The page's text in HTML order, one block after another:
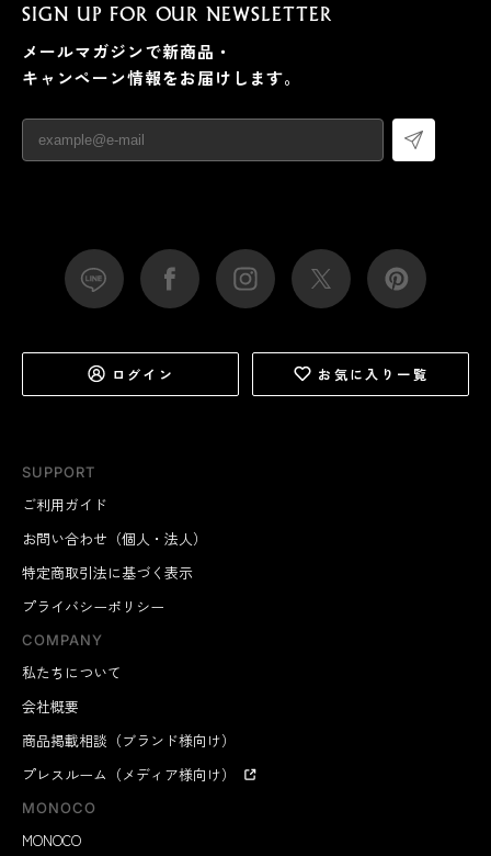
SUPPORT
ご利用ガイド
お問い合わせ（個人・法人）
特定商取引法に基づく表示
プライバシーポリシー
COMPANY
私たちについて
会社概要
商品掲載相談（ブランド様向け）
プレスルーム（メディア様向け）
MONOCO
MONOCO
SIGN UP FOR OUR NEWSLETTER
メールマガジンで新商品・
キャンペーン情報をお届けします。
ログイン お気に入り一覧